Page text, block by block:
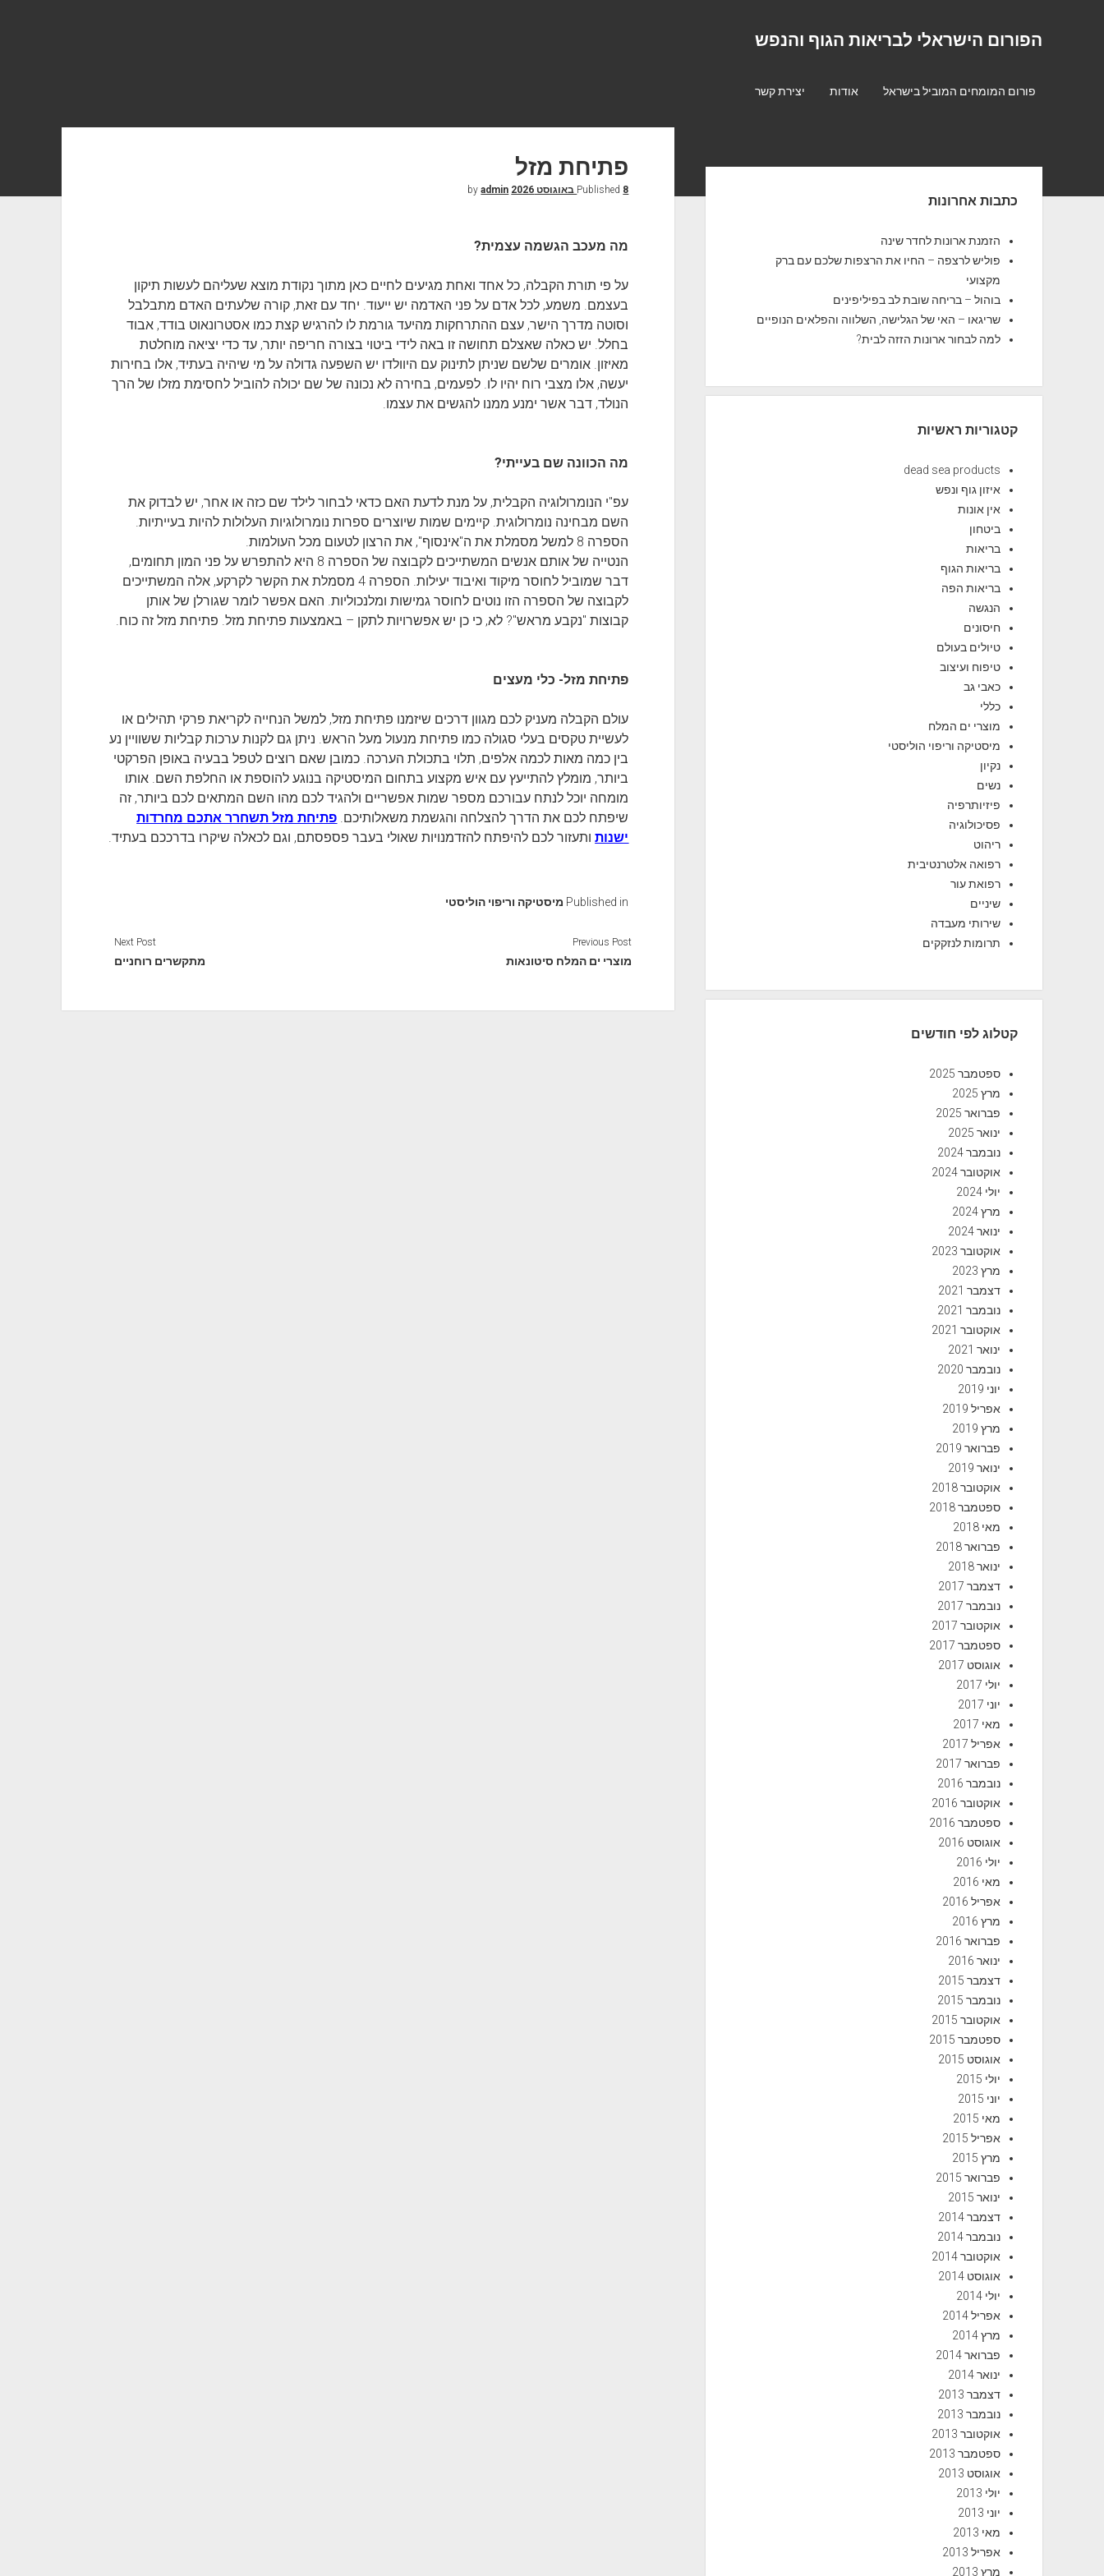
הפורום הישראלי לבריאות הגוף והנפש
פורום המומחים המוביל בישראל אודות יצירת קשר
פתיחת מזל
Published 8 באוגוסט 2026 admin
מה מעכב הגשמה עצמית?
על פי תורת הקבלה, כל אחד ואחת מגיעים לחיים כאן מתוך נקודת מוצא שעליהם לעשות תיקון
בעצמם. משמע, לכל אדם על פני האדמה יש ייעוד. יחד עם זאת, קורה שלעתים האדם מתבלבל
וסוטה מדרך הישר, עצם ההתרחקות מהיעד גורמת לו להרגיש קצת כמו אסטרונאוט בודד, אבוד
בחלל. יש כאלה שאצלם תחושה זו באה לידי ביטוי בצורה חריפה יותר, עד כדי יציאה מוחלטת
מאיזון. אומרים שלשם שניתן לתינוק עם היוולדו יש השפעה גדולה על מי שיהיה בעתיד, אלו בחירות
יעשה, אלו מצבי רוח יהיו לו. לפעמים, בחירה לא נכונה של שם יכולה להוביל לחסימת מזלו של הרך
הנולד, דבר אשר ימנע ממנו להגשים את עצמו.
מה הכוונה שם בעייתי?
עפ"י הנומרולוגיה הקבלית, על מנת לדעת האם כדאי לבחור לילד שם כזה או אחר, יש לבדוק את
השם מבחינה נומרולוגית. קיימים שמות שיוצרים ספרות נומרולוגיות העלולות להיות בעייתיות.
הספרה 8 למשל מסמלת את ה"אינסוף", את הרצון לטעום מכל העולמות.
הנטייה של אותם אנשים המשתייכים לקבוצה של הספרה 8 היא להתפרש על פני המון תחומים,
דבר שמוביל לחוסר מיקוד ואיבוד יעילות. הספרה 4 מסמלת את הקשר לקרקע, אלה המשתייכים
לקבוצה של הספרה הזו נוטים לחוסר גמישות ומלנכוליות. האם אפשר לומר שגורלן של אותן
קבוצות "נקבע מראש"? לא, כי כן יש אפשרויות לתקן – באמצעות פתיחת מזל. פתיחת מזל זה כוח.
פתיחת מזל- כלי מעצים
עולם הקבלה מעניק לכם מגוון דרכים שיזמנו פתיחת מזל, למשל הנחייה לקריאת פרקי תהילים או
לעשיית טקסים בעלי סגולה כמו פתיחת מנעול מעל הראש. ניתן גם לקנות ערכות קבליות ששוויין נע
בין כמה מאות לכמה אלפים, תלוי בתכולת הערכה. כמובן שאם רוצים לטפל בבעיה באופן הפרקטי
ביותר, מומלץ להתייעץ עם איש מקצוע בתחום המיסטיקה בנוגע להוספת או החלפת השם. אותו
מומחה יוכל לנתח עבורכם מספר שמות אפשריים ולהגיד לכם מהו השם המתאים לכם ביותר, זה
שיפתח לכם את הדרך להצלחה והגשמת משאלותיכם. פתיחת מזל תשחרר אתכם מחרדות
ישנותותעזור לכם להיפתח להזדמנויות שאולי בעבר פספסתם, וגם לכאלה שיקרו בדרככם בעתיד.
Published in מיסטיקה וריפוי הוליסטי
Previous Post
מוצרי ים המלח סיטונאות
Next Post
מתקשרים רוחניים
כתבות אחרונות
הזמנת ארונות לחדר שינה
פוליש לרצפה – החיו את הרצפות שלכם עם ברק
מקצועי
בוהול – בריחה שובת לב בפיליפינים
שריגאו – האי של הגלישה, השלווה והפלאים הנופיים
למה לבחור ארונות הזזה לבית?
קטגוריות ראשיות
dead sea products
איזון גוף ונפש
אין אונות
ביטחון
בריאות
בריאות הגוף
בריאות הפה
הנגשה
חיסונים
טיולים בעולם
טיפוח ועיצוב
כאבי גב
כללי
מוצרי ים המלח
מיסטיקה וריפוי הוליסטי
נקיון
נשים
פיזיותרפיה
פסיכולוגיה
ריהוט
רפואה אלטרנטיבית
רפואת עור
שיניים
שירותי מעבדה
תרומות לנזקקים
קטלוג לפי חודשים
ספטמבר 2025
מרץ 2025
פברואר 2025
ינואר 2025
נובמבר 2024
אוקטובר 2024
יולי 2024
מרץ 2024
ינואר 2024
אוקטובר 2023
מרץ 2023
דצמבר 2021
נובמבר 2021
אוקטובר 2021
ינואר 2021
נובמבר 2020
יוני 2019
אפריל 2019
מרץ 2019
פברואר 2019
ינואר 2019
אוקטובר 2018
ספטמבר 2018
מאי 2018
פברואר 2018
ינואר 2018
דצמבר 2017
נובמבר 2017
אוקטובר 2017
ספטמבר 2017
אוגוסט 2017
יולי 2017
יוני 2017
מאי 2017
אפריל 2017
פברואר 2017
נובמבר 2016
אוקטובר 2016
ספטמבר 2016
אוגוסט 2016
יולי 2016
מאי 2016
אפריל 2016
מרץ 2016
פברואר 2016
ינואר 2016
דצמבר 2015
נובמבר 2015
אוקטובר 2015
ספטמבר 2015
אוגוסט 2015
יולי 2015
יוני 2015
מאי 2015
אפריל 2015
מרץ 2015
פברואר 2015
ינואר 2015
דצמבר 2014
נובמבר 2014
אוקטובר 2014
אוגוסט 2014
יולי 2014
אפריל 2014
מרץ 2014
פברואר 2014
ינואר 2014
דצמבר 2013
נובמבר 2013
אוקטובר 2013
ספטמבר 2013
אוגוסט 2013
יולי 2013
יוני 2013
מאי 2013
אפריל 2013
מרץ 2013